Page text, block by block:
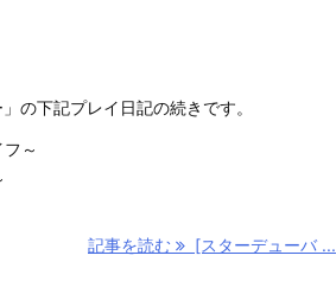
の下記プレイ日記の続きです。
～
記事を読む
[スターデューバ ...